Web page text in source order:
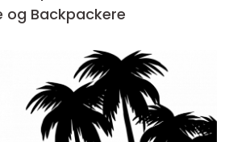
og Backpackere